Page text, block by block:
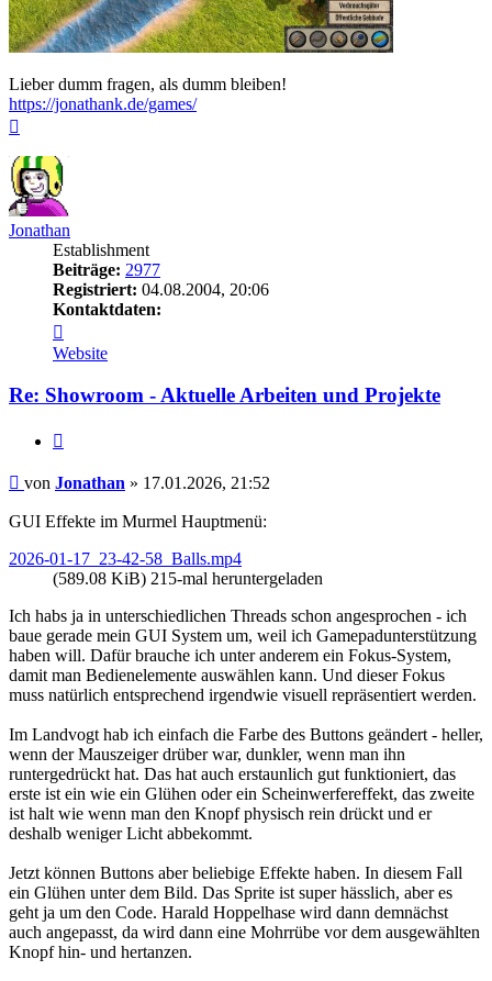
Lieber dumm fragen, als dumm bleiben!
https://jonathank.de/games/
Jonathan
Establishment
Beiträge: 2977
Registriert: 04.08.2004, 20:06
Kontaktdaten:
von
Jonathan
Website
Re: Showroom - Aktuelle Arbeiten und Projekte
Beitrag
von Jonathan » 17.01.2026, 21:52
GUI Effekte im Murmel Hauptmenü:
2026-01-17_23-42-58_Balls.mp4
(589.08 KiB) 215-mal heruntergeladen
Ich habs ja in unterschiedlichen Threads schon angesprochen - ich
baue gerade mein GUI System um, weil ich Gamepadunterstützung
haben will. Dafür brauche ich unter anderem ein Fokus-System,
damit man Bedienelemente auswählen kann. Und dieser Fokus
muss natürlich entsprechend irgendwie visuell repräsentiert werden.
Im Landvogt hab ich einfach die Farbe des Buttons geändert - heller,
wenn der Mauszeiger drüber war, dunkler, wenn man ihn
runtergedrückt hat. Das hat auch erstaunlich gut funktioniert, das
erste ist ein wie ein Glühen oder ein Scheinwerfereffekt, das zweite
ist halt wie wenn man den Knopf physisch rein drückt und er
deshalb weniger Licht abbekommt.
Jetzt können Buttons aber beliebige Effekte haben. In diesem Fall
ein Glühen unter dem Bild. Das Sprite ist super hässlich, aber es
geht ja um den Code. Harald Hoppelhase wird dann demnächst
auch angepasst, da wird dann eine Mohrrübe vor dem ausgewählten
Knopf hin- und hertanzen.